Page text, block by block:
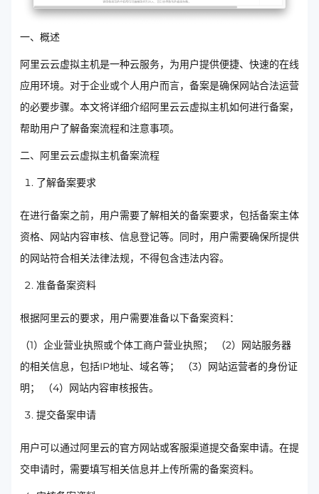
一、概述
阿里云云虚拟主机是一种云服务，为用户提供便捷、快速的在线
应用环境。对于企业或个人用户而言，备案是确保网站合法运营
的必要步骤。本文将详细介绍阿里云云虚拟主机如何进行备案，
帮助用户了解备案流程和注意事项。
二、阿里云云虚拟主机备案流程
了解备案要求
在进行备案之前，用户需要了解相关的备案要求，包括备案主体
资格、网站内容审核、信息登记等。同时，用户需要确保所提供
的网站符合相关法律法规，不得包含违法内容。
准备备案资料
根据阿里云的要求，用户需要准备以下备案资料：
（1）企业营业执照或个体工商户营业执照； （2）网站服务器
的相关信息，包括IP地址、域名等； （3）网站运营者的身份证
明； （4）网站内容审核报告。
提交备案申请
用户可以通过阿里云的官方网站或客服渠道提交备案申请。在提
交申请时，需要填写相关信息并上传所需的备案资料。